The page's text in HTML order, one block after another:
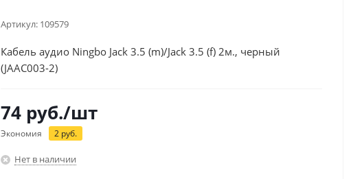
Артикул: 109579
Кабель аудио Ningbo Jack 3.5 (m)/Jack 3.5 (f) 2м., черный
(JAAC003-2)
74 руб./шт
Экономия 2 руб.
Нет в наличии